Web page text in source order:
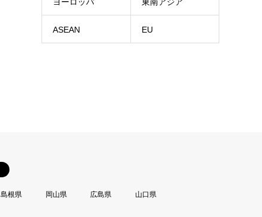
ASEAN EU
島根県 岡山県 広島県 山口県